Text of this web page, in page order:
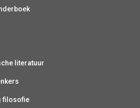
literatuur
filosofie